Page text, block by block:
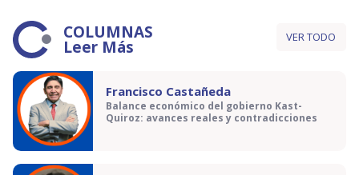
COLUMNAS
Leer Más VER TODO
Francisco Castañeda
Balance económico del gobierno Kast-
Quiroz: avances reales y contradicciones